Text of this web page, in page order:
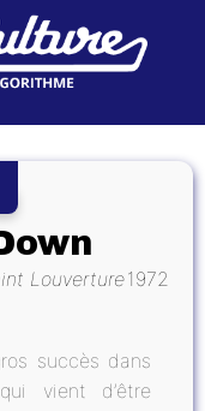
Louverture1972
succès dans
vient d’être